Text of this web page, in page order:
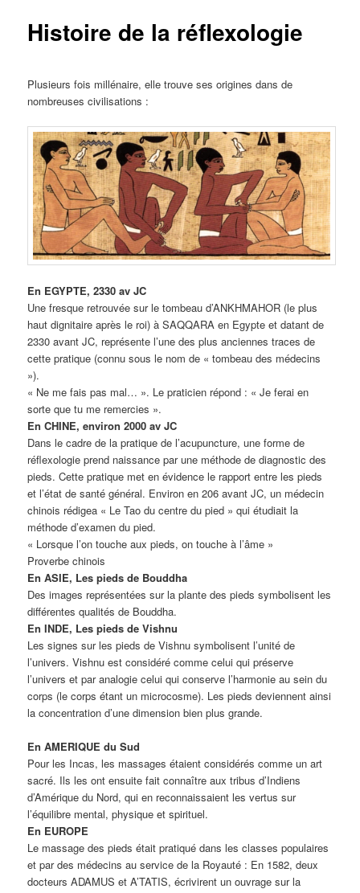
Histoire de la réflexologie
Plusieurs fois millénaire, elle trouve ses origines dans de
nombreuses civilisations :
En EGYPTE, 2330 av JC
Une fresque retrouvée sur le tombeau d’ANKHMAHOR (le plus
haut dignitaire après le roi) à SAQQARA en Egypte et datant de
2330 avant JC, représente l’une des plus anciennes traces de
cette pratique (connu sous le nom de « tombeau des médecins
»).
« Ne me fais pas mal… ». Le praticien répond : « Je ferai en
sorte que tu me remercies ».
En CHINE, environ 2000 av JC
Dans le cadre de la pratique de l’acupuncture, une forme de
réflexologie prend naissance par une méthode de diagnostic des
pieds. Cette pratique met en évidence le rapport entre les pieds
et l’état de santé général. Environ en 206 avant JC, un médecin
chinois rédigea « Le Tao du centre du pied » qui étudiait la
méthode d’examen du pied.
« Lorsque l’on touche aux pieds, on touche à l’âme »
Proverbe chinois
En ASIE, Les pieds de Bouddha
Des images représentées sur la plante des pieds symbolisent les
différentes qualités de Bouddha.
En INDE, Les pieds de Vishnu
Les signes sur les pieds de Vishnu symbolisent l’unité de
l’univers. Vishnu est considéré comme celui qui préserve
l’univers et par analogie celui qui conserve l’harmonie au sein du
corps (le corps étant un microcosme). Les pieds deviennent ainsi
la concentration d’une dimension bien plus grande.
En AMERIQUE du Sud
Pour les Incas, les massages étaient considérés comme un art
sacré. Ils les ont ensuite fait connaître aux tribus d’Indiens
d’Amérique du Nord, qui en reconnaissaient les vertus sur
l’équilibre mental, physique et spirituel.
En EUROPE
Le massage des pieds était pratiqué dans les classes populaires
et par des médecins au service de la Royauté : En 1582, deux
docteurs ADAMUS et A’TATIS, écrivirent un ouvrage sur la